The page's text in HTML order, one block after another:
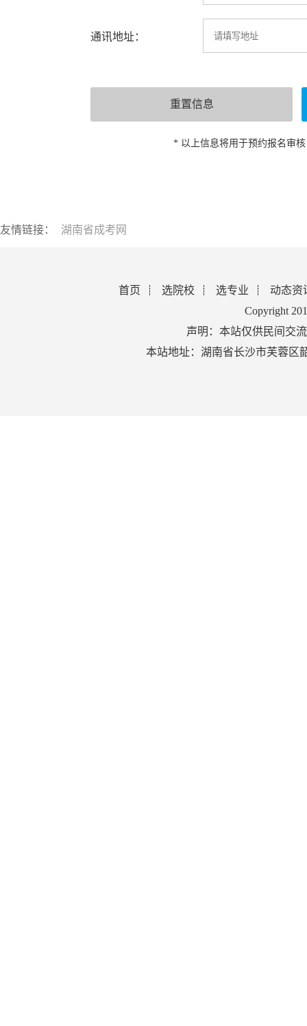
通讯地址：
* 以上信息将用于预约报名审
友情链接： 湖南省成考网
首页 选院校 选专业
动态资
Copyright
声明：本站仅供民间交
本站地址：湖南省长沙市芙蓉区